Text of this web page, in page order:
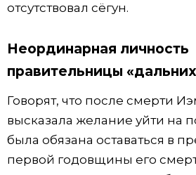
отсутствовал сёгун.
Неординарная личность
правительницы
Говорят, что после смерти
высказала желание уйти на
была обязана оставаться в
первой годовщины его